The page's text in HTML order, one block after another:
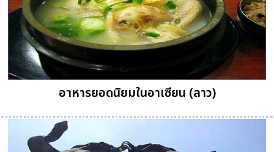
อาหารยอดนิยมในอาเซียน (ลาว)